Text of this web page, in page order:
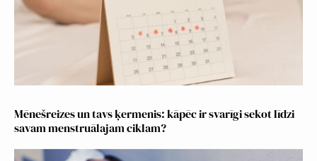
Mēnešreizes un tavs ķermenis: kāpēc ir svarīgi sekot līdzi
savam menstruālajam ciklam?